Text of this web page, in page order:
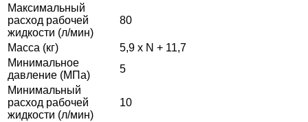
Максимальный
расход рабочей
жидкости (л/мин)
80
Масса (кг)
5,9 x N + 11,7
Минимальное
давление (МПа)
5
Минимальный
расход рабочей
жидкости (л/мин)
10